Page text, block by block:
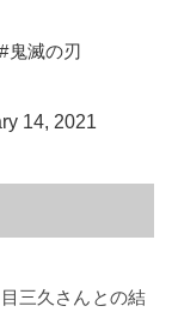
#鬼滅の刃
14, 2021
三久さんとの結